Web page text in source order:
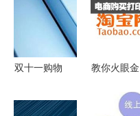
双十一购物
惕“电商专
教你火眼金
台选购打印